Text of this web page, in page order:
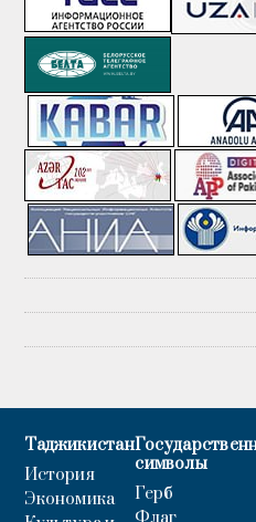
Таджикистан
История
Экономика
символы
Герб